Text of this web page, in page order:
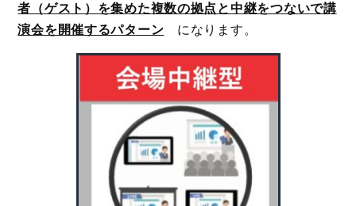
者（ゲスト）を集めた複数の拠点と中継をつないで講
演会を開催するパターン になります。